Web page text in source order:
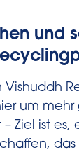
und
Vishuddh
um mehr
– Ziel ist es,
das